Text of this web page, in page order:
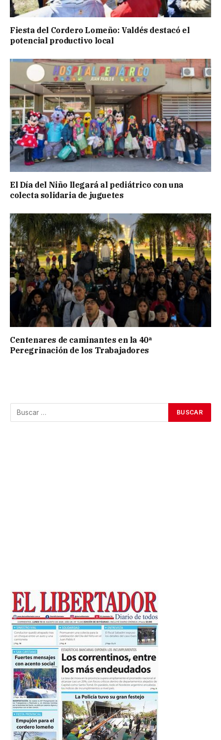
Fiesta del Cordero Lomeño: Valdés destacó el
potencial productivo local
El Día del Niño llegará al pediátrico con una
colecta solidaria de juguetes
Centenares de caminantes en la 40ª
Peregrinación de los Trabajadores